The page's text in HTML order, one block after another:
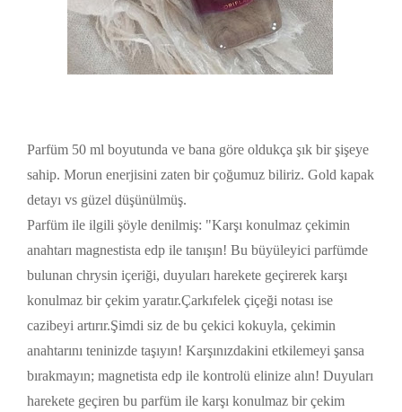
Parfüm 50 ml boyutunda ve bana göre oldukça şık bir şişeye
sahip. Morun enerjisini zaten bir çoğumuz biliriz. Gold kapak
detayı vs güzel düşünülmüş.
Parfüm ile ilgili şöyle denilmiş: "Karşı konulmaz çekimin
anahtarı magnestista edp ile tanışın! Bu büyüleyici parfümde
bulunan chrysin içeriği, duyuları harekete geçirerek karşı
konulmaz bir çekim yaratır.Çarkıfelek çiçeği notası ise
cazibeyi artırır.Şimdi siz de bu çekici kokuyla, çekimin
anahtarını teninizde taşıyın! Karşınızdakini etkilemeyi şansa
bırakmayın; magnetista edp ile kontrolü elinize alın! Duyuları
harekete geçiren bu parfüm ile karşı konulmaz bir çekim